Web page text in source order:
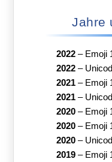
Jahre
2022– Emoji
2022–
2021– Emoji
2021–
2020– Emoji
2020– Emoji
2020–
2019– Emoji